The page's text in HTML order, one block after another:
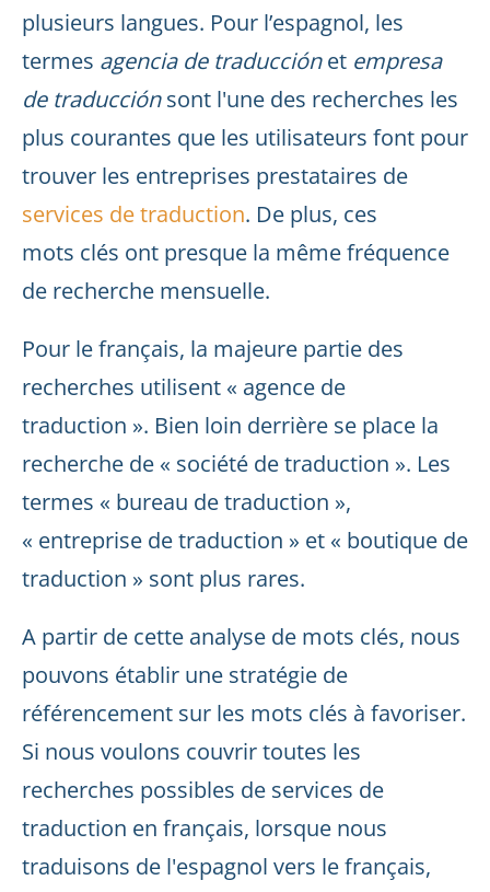
plusieurs langues. Pour l’espagnol, les
termes agencia de traducciónet empresa
de traducciónsont l'une des recherches les
plus courantes que les utilisateurs font pour
trouver les entreprises prestataires de
services de traduction. De plus, ces
mots clés ont presque la même fréquence
de recherche mensuelle.
Pour le français, la majeure partie des
recherches utilisent « agence de
traduction ». Bien loin derrière se place la
recherche de « société de traduction ». Les
termes « bureau de traduction »,
« entreprise de traduction » et « boutique de
traduction » sont plus rares.
A partir de cette analyse de mots clés, nous
pouvons établir une stratégie de
référencement sur les mots clés à favoriser.
Si nous voulons couvrir toutes les
recherches possibles de services de
traduction en français, lorsque nous
traduisons de l'espagnol vers le français,